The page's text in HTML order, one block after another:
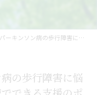
改善方法と地域でできる支援のポイント #堺市南区パーキンソン病歩行障害 #堺市南区 #パーキンソン病 #歩行障害
の歩行障害に悩